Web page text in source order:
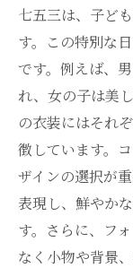
七五三は、子ど
す。この特別な
です。例えば、
れ、女の子は美
の衣装にはそれ
徴しています。
ザインの選択が
表現し、鮮やか
す。さらに、フ
なく小物や背景